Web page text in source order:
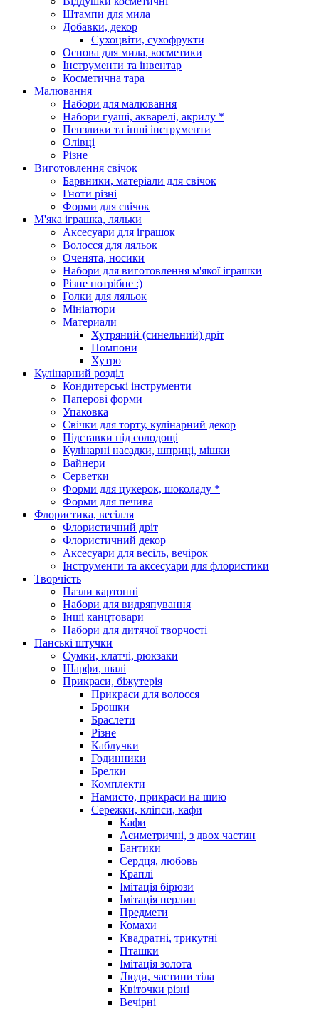
Штампи для мила
Добавки, декор
Сухоцвіти, сухофрукти
Основа для мила, косметики
Інструменти та інвентар
Косметична тара
Малювання
Набори для малювання
Набори гуаші, акварелі, акрилу *
Пензлики та інші інструменти
Олівці
Різне
Виготовлення свічок
Барвники, матеріали для свічок
Гноти різні
Форми для свічок
М'яка іграшка, ляльки
Аксесуари для іграшок
Волосся для ляльок
Оченята, носики
Набори для виготовлення м'якої іграшки
Різне потрібне :)
Голки для ляльок
Мініатюри
Материали
Хутряний (синельний) дріт
Помпони
Хутро
Кулінарний розділ
Кондитерські інструменти
Паперові форми
Упаковка
Свічки для торту, кулінарний декор
Підставки під солодощі
Кулінарні насадки, шприці, мішки
Вайнери
Серветки
Форми для цукерок, шоколаду *
Форми для печива
Флористика, весілля
Флористичний дріт
Флористичний декор
Аксесуари для весіль, вечірок
Інструменти та аксесуари для флористики
Творчість
Пазли картонні
Набори для видряпування
Інші канцтовари
Набори для дитячої творчості
Панські штучки
Сумки, клатчі, рюкзаки
Шарфи, шалі
Прикраси, біжутерія
Прикраси для волосся
Брошки
Браслети
Різне
Каблучки
Годинники
Брелки
Комплекти
Намисто, прикраси на шию
Сережки, кліпси, кафи
Кафи
Асиметричні, з двох частин
Бантики
Сердця, любовь
Краплі
Імітація бірюзи
Імітація перлин
Предмети
Комахи
Квадратні, трикутні
Пташки
Імітація золота
Люди, частини тіла
Квіточки різні
Вечірні